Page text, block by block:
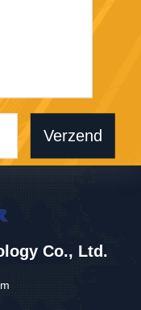
Verzend
Co., Ltd.